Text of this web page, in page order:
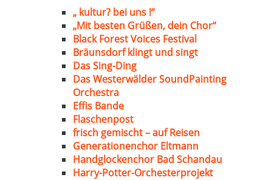
„ kultur? bei uns !“
„Mit besten Grüßen, dein Chor“
Black Forest Voices Festival
Bräunsdorf klingt und singt
Das Sing-Ding
Das Westerwälder SoundPainting
Orchestra
Effis Bande
Flaschenpost
frisch gemischt – auf Reisen
Generationenchor Eltmann
Handglockenchor Bad Schandau
Harry-Potter-Orchesterprojekt